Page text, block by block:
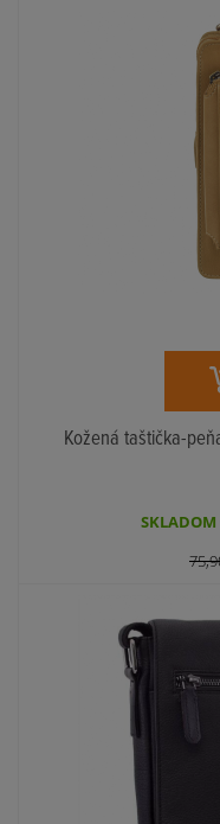
Kožená taštička-
SKLADOM